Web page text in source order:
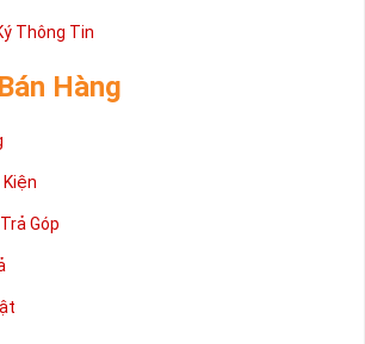
khách hàng tin tưởng lựa chọn trên thị
sẽ giúp bạn hiểu rõ ý nghĩa và các bước đặt
Giang nhanh chóng nhất.
tìm được chiếc sim Tứ quý 2 như ý!
Thông Tin
Hàng
Góp